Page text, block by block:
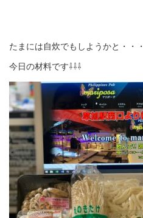
たまには自炊でもしようかと・・・
今日の材料です⇩⇩⇩